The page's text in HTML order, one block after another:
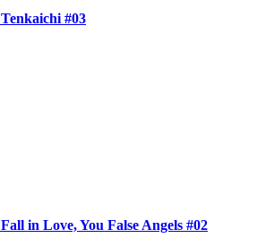
Tenkaichi #03
Fall in Love, You False Angels #02